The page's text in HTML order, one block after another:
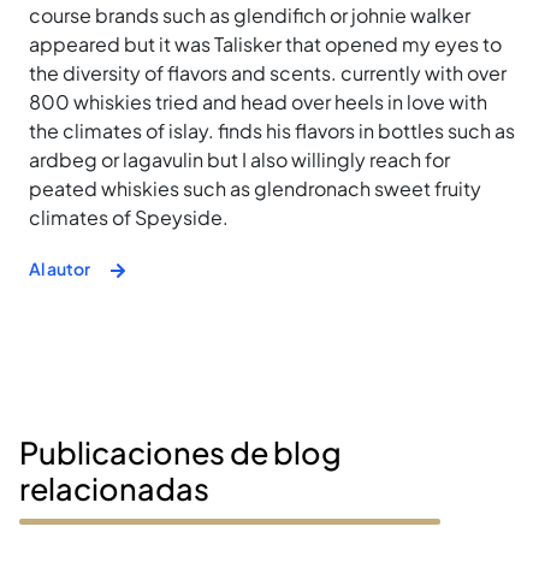
course brands such as glendifich or johnie walker
appeared but it was Talisker that opened my eyes to
the diversity of flavors and scents. currently with over
800 whiskies tried and head over heels in love with
the climates of islay. finds his flavors in bottles such as
ardbeg or lagavulin but I also willingly reach for
peated whiskies such as glendronach sweet fruity
climates of Speyside.
Al autor
Publicaciones de blog
relacionadas